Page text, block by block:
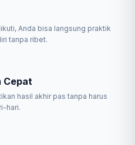
Anda bisa langsung praktik
tanpa ribet.
Cepat
hasil akhir pas tanpa harus
hari.